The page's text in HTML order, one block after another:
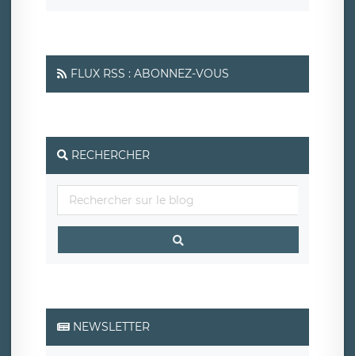
FLUX RSS : ABONNEZ-VOUS
RECHERCHER
NEWSLETTER